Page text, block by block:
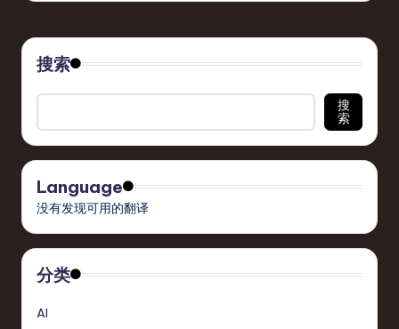
搜索
搜
索
Language
没有发现可用的翻译
分类
AI